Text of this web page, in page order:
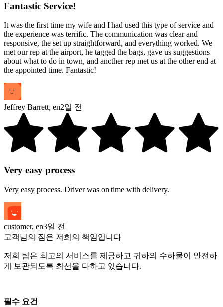
Fantastic Service!
It was the first time my wife and I had used this type of service and
the experience was terrific. The communication was clear and
responsive, the set up straightforward, and everything worked. We
met our rep at the airport, he tagged the bags, gave us suggestions
about what to do in town, and another rep met us at the other end at
the appointed time. Fantastic!
Jeffrey Barrett, en2일 전
Very easy process
Very easy process. Driver was on time with delivery.
customer, en3일 전
고객님의 짐은 저희의 책임입니다
저희 팀은 최고의 서비스를 제공하고 귀하의 수하물이 안전하
게 보관되도록 최선을 다하고 있습니다.
필수 요건